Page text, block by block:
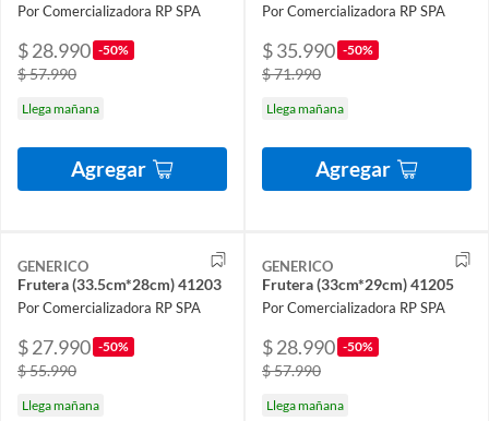
Por Comercializadora RP SPA
$ 28.990 -50%
$ 57.990
Llega mañana
Agregar
Por Comercializadora RP SPA
$ 35.990 -50%
$ 71.990
Llega mañana
Agregar
GENERICO
Frutera (33.5cm*28cm) 41203
Por Comercializadora RP SPA
$ 27.990 -50%
$ 55.990
Llega mañana
GENERICO
Frutera (33cm*29cm) 41205
Por Comercializadora RP SPA
$ 28.990 -50%
$ 57.990
Llega mañana